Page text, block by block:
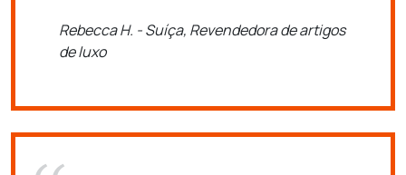
Rebecca H. - Suíça, Revendedora de artigos
de luxo